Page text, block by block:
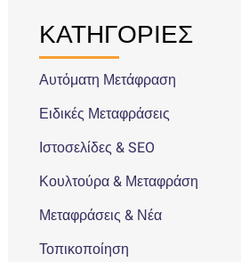
ΚΑΤΗΓΟΡΙΕΣ
Αυτόματη Μετάφραση
Ειδικές Μεταφράσεις
Ιστοσελίδες & SEO
Κουλτούρα & Μεταφράση
Μεταφράσεις & Νέα
Τοπικοποίηση